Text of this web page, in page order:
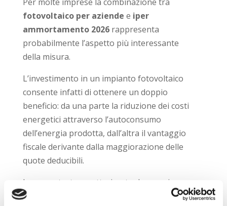
fotovoltaico per aziende e iper
ammortamento 2026rappresenta
probabilmente l’aspetto più interessante
della misura.
L’investimento in un impianto fotovoltaico
consente infatti di ottenere un doppio
beneficio: da una parte la riduzione dei costi
energetici attraverso l’autoconsumo
dell’energia prodotta, dall’altra il vantaggio
fiscale derivante dalla maggiorazione delle
quote deducibili.
In un contesto caratterizzato da prezzi
dell’energia ancora soggetti a volatilità,